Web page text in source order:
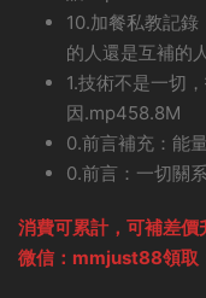
10.加餐私教記
的人還是互補的
1.技術不是一切
因.mp458.8M
0.前言補充：能
0.前言：一切關
消費可累計，可補差價
微信：mmjust88領取